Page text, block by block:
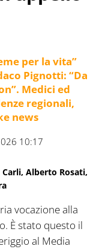
per la vita”
Pignotti: “Da
Medici ed
regionali,
news
10:17
Alberto Rosati,
vocazione alla
È stato questo il
al Media